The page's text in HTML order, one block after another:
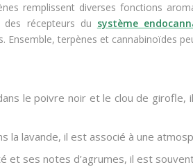
remplissent diverses fonctions
des récepteurs du système
Ensemble, terpènes et cannabinoïdes
le poivre noir et le clou de
la lavande, il est associé à une
et ses notes d’agrumes, il est